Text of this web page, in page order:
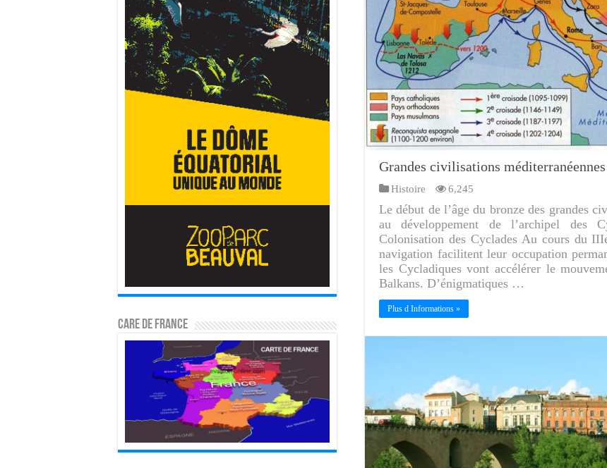
Grandes civilisations méditerranéennes
Histoire 6,245
Le début de l’âge du bronze des grandes
au développement de l’archipel des
Colonisation des Cyclades Au cours du
navigation facilitent leur occupation
les Cycladiques vont accélérer le
Balkans. D’énigmatiques …
Plus d Informations »
CARE DE FRANCE